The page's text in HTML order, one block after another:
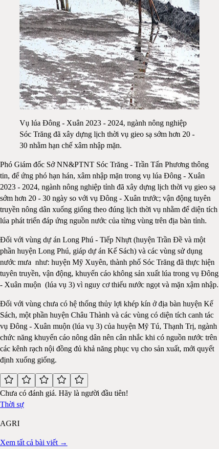
Vụ lúa Đông - Xuân 2023 - 2024, ngành nông nghiệp
Sóc Trăng đã xây dựng lịch thời vụ gieo sạ sớm hơn 20 -
30 nhằm hạn chế xâm nhập mặn.
Phó Giám đốc Sở NN&PTNT Sóc Trăng - Trần Tấn Phương thông
tin, để ứng phó hạn hán, xâm nhập mặn trong vụ lúa Đông - Xuân
2023 - 2024, ngành nông nghiệp tỉnh đã xây dựng lịch thời vụ gieo sạ
sớm hơn 20 - 30 ngày so với vụ Đông - Xuân trước; vận động tuyên
truyền nông dân xuống giống theo đúng lịch thời vụ nhằm để diện tích
lúa phát triển đáp ứng nguồn nước của từng vùng trên địa bàn tỉnh.
Đối với vùng dự án Long Phú - Tiếp Nhựt (huyện Trần Đề và một
phần huyện Long Phú, giáp dự án Kế Sách) và các vùng sử dụng
nước mưa như: huyện Mỹ Xuyên, thành phố Sóc Trăng đã thực hiện
tuyên truyền, vận động, khuyến cáo không sản xuất lúa trong vụ Đông
- Xuân muộn (lúa vụ 3) vì nguy cơ thiếu nước ngọt và mặn xậm nhập.
Đối với vùng chưa có hệ thống thủy lợi khép kín ở địa bàn huyện Kế
Sách, một phần huyện Châu Thành và các vùng có diện tích canh tác
vụ Đông - Xuân muộn (lúa vụ 3) của huyện Mỹ Tú, Thạnh Trị, ngành
chức năng khuyến cáo nông dân nên cân nhắc khi có nguồn nước trên
các kênh rạch nội đồng đủ khả năng phục vụ cho sản xuất, mới quyết
định xuống giống.
Chưa có đánh giá. Hãy là người đầu tiên!
Thời sự
AGRI
Xem tất cả bài viết →